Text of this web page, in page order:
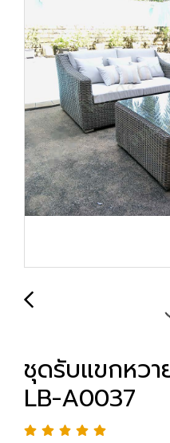
ชุดรับแขกหว
LB-A0037